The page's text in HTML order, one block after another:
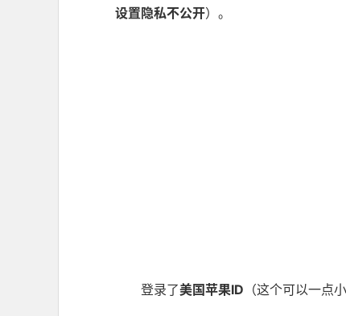
设置隐私不公开）。
登录了美国苹果ID （这个可以一点